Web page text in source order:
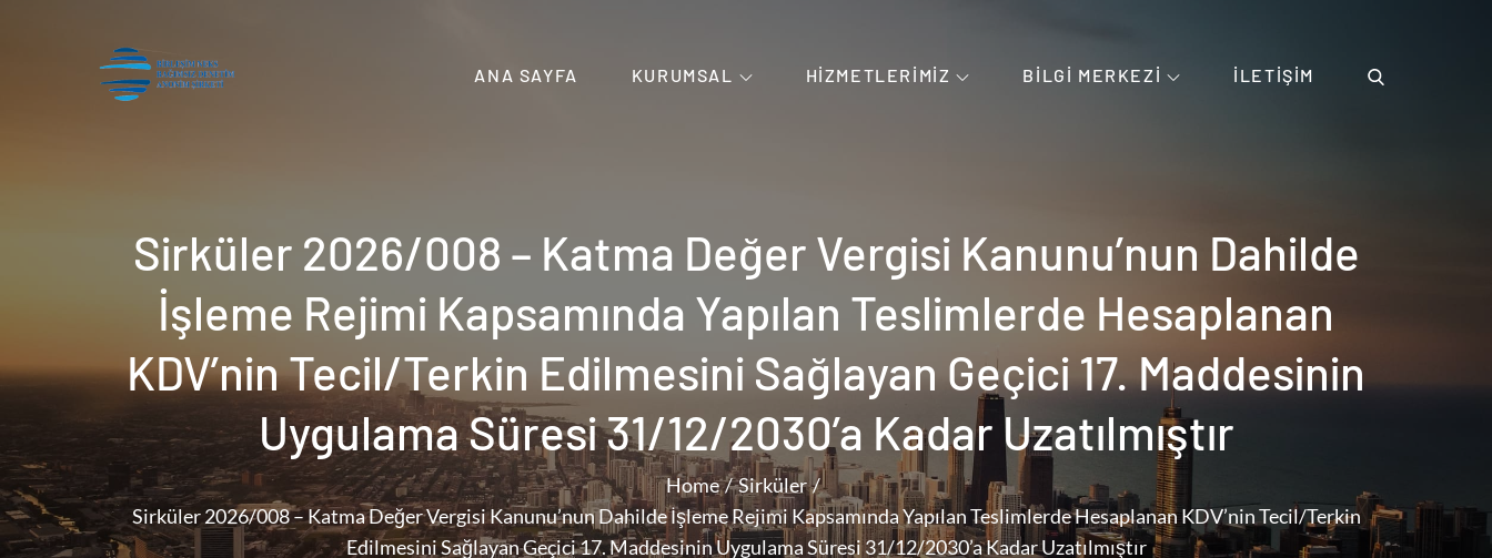
ANA SAYFA KURUMSAL HIZMETLERIMIZ BILGI MERKEZI İLETIŞIM
Sirküler 2026/008 – Katma Değer Vergisi Kanunu’nun Dahilde
İşleme Rejimi Kapsamında Yapılan Teslimlerde Hesaplanan
KDV’nin Tecil/Terkin Edilmesini Sağlayan Geçici 17. Maddesinin
Uygulama Süresi 31/12/2030’a Kadar Uzatılmıştır
Home
Sirküler
Sirküler 2026/008 – Katma Değer Vergisi Kanunu’nun Dahilde İşleme Rejimi Kapsamında Yapılan Teslimlerde Hesaplanan KDV’nin Tecil/Terkin
Edilmesini Sağlayan Geçici 17. Maddesinin Uygulama Süresi 31/12/2030’a Kadar Uzatılmıştır